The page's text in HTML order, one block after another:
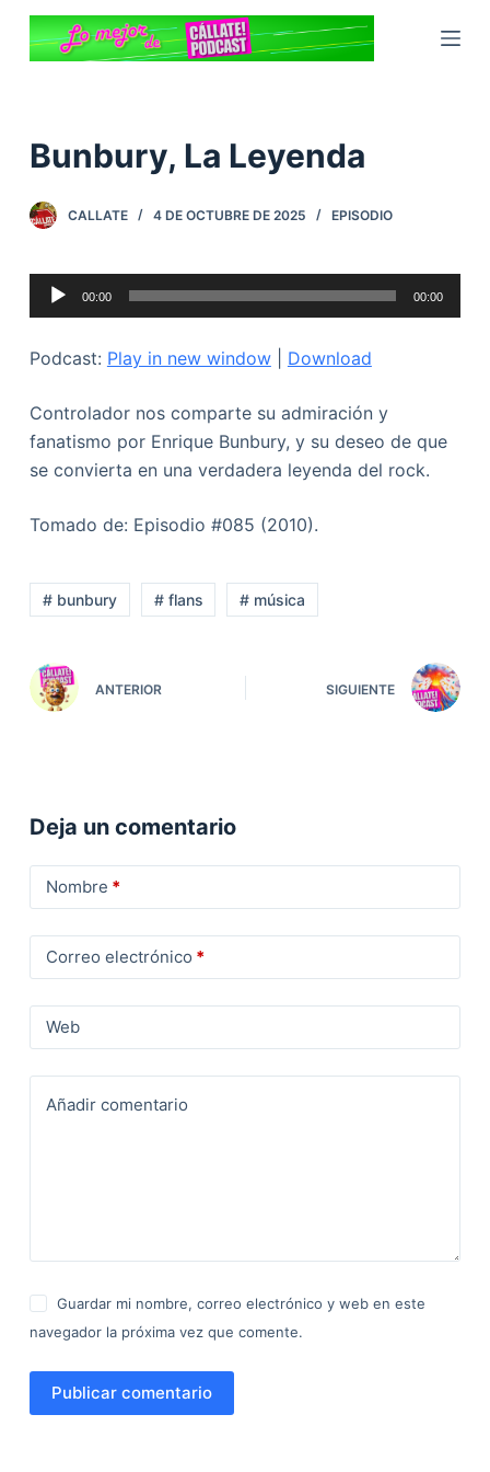
S
a
a
e
d
o
Bunbury, La Leyenda
CALLATE 4 DE OCTUBRE DE 2025 EPISODIO
Reproductor
de
00:00 00:00
Podcast: Play in new window| Download
Controlador nos comparte su admiración y
fanatismo por Enrique Bunbury, y su deseo de que
se convierta en una verdadera leyenda del rock.
Tomado de: Episodio #085 (2010).
# bunbury # flans # música
ANTERIOR SIGUIENTE
Deja un comentario
Nombre *
Correo electrónico *
Web
Añadir comentario
Guardar mi nombre, correo electrónico y web en este
navegador la próxima vez que comente.
Publicar comentario